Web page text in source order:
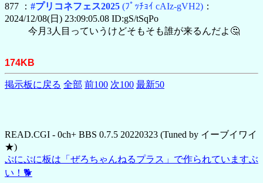
877 ： #プリコネフェス2025 (ﾌﾟｯﾁｮｲ cAIz-gVH2) ：
2024/12/08(日) 23:09:05.08 ID:gS/tSqPo
今月3人目っていうけどそもそも誰が来るんだよ🤔
174KB
掲示板に戻る 全部 前100 次100 最新50
READ.CGI - 0ch+ BBS 0.7.5 20220323 (Tuned by イーブイワイ
★)
ぷにぷに板は「ぜろちゃんねるプラス」で作られていますぶ
い！🐕